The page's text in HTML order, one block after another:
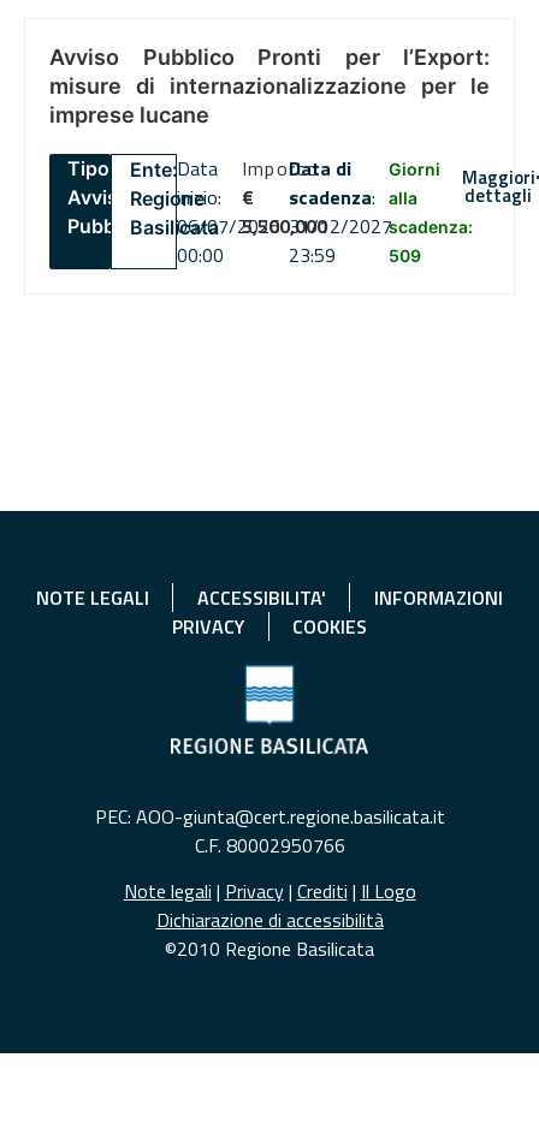
Avviso Pubblico Pronti per l’Export:
misure di internazionalizzazione per le
imprese lucane
Tipo:
Avviso
Pubblico
Ente:
Regione
Basilicata
Data
inizio:
06/07/2026
00:00
Importo
€
5,500,000
Data di
scadenza:
31/12/2027
23:59
Giorni
alla
scadenza:
509
Maggiori
dettagli
NOTE LEGALI ACCESSIBILITA'
INFORMAZIONI
PRIVACY
COOKIES
PEC: AOO-giunta@cert.regione.basilicata.it
C.F. 80002950766
Note legali | Privacy| Crediti | Il Logo
Dichiarazione di accessibilità
©2010 Regione Basilicata